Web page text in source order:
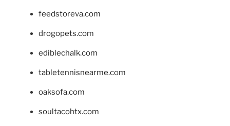
feedstoreva.com
drogopets.com
ediblechalk.com
tabletennisnearme.com
oaksofa.com
soultacohtx.com